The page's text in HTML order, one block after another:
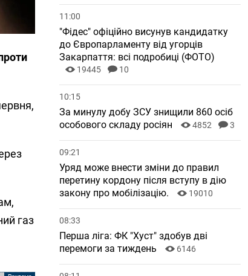
газ
11:00
"Фідес" офіційно висунув кандидатку
до Європарламенту від угорців
Закарпаття: всі подробиці (ФОТО)
19445 10
10:15
За минулу добу ЗСУ знищили 860 осіб
особового складу росіян
4852 3
09:21
Уряд може внести зміни до правил
перетину кордону після вступу в дію
закону про мобілізацію.
19010
08:33
Перша ліга: ФК "Хуст" здобув дві
перемоги за тиждень
6146